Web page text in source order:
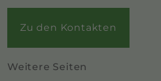
Zu den Kontakten
Weitere Seiten